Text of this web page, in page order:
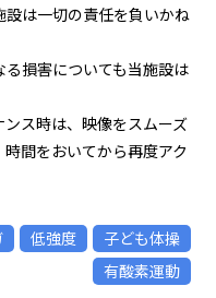
は一切の責任を負いかね
損害についても当施設は
ス時は、映像をスムーズ
間をおいてから再度アク
低強度
子ども体操
有酸素運動